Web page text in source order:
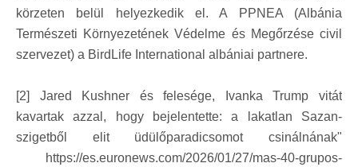
körzeten belül helyezkedik el. A PPNEA (Albánia
Természeti Környezetének Védelme és Megőrzése civil
szervezet) a BirdLife International albániai partnere.
[2] Jared Kushner és felesége, Ivanka Trump vitát
kavartak azzal, hogy bejelentette: a lakatlan Sazan-
szigetből elit üdülőparadicsomot csinálnának"
https://es.euronews.com/2026/01/27/mas-40-grupos-